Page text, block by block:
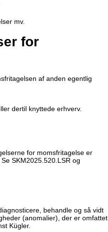
mv.
for
af anden egentlig
dertil knyttede erhverv.
for momsfritagelse er
SKM2025.520.LSR og
behandle og så vidt
(anomalier), der er omfattet
Kügler.